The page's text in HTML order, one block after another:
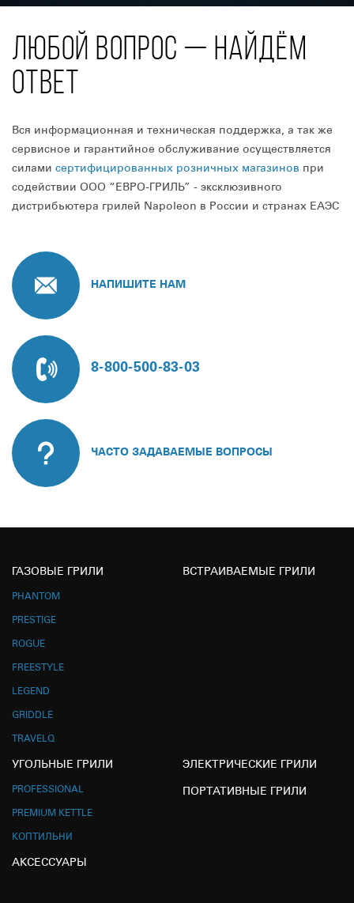
ЛЮБОЙ ВОПРОС — НАЙДЁМ
ОТВЕТ
Вся информационная и техническая поддержка, а так же
сервисное и гарантийное обслуживание осуществляется
силами сертифицированных розничных магазинов при
содействии ООО “ЕВРО-ГРИЛЬ” - эксклюзивного
дистрибьютера грилей Napoleon в России и странах ЕАЭС
НАПИШИТЕ НАМ
8-800-500-83-03
ЧАСТО ЗАДАВАЕМЫЕ ВОПРОСЫ
ГАЗОВЫЕ ГРИЛИ
PHANTOM
PRESTIGE
ROGUE
FREESTYLE
LEGEND
GRIDDLE
TRAVELQ
ВСТРАИВАЕМЫЕ ГРИЛИ
УГОЛЬНЫЕ ГРИЛИ
PROFESSIONAL
PREMIUM KETTLE
КОПТИЛЬНИ
ЭЛЕКТРИЧЕСКИЕ ГРИЛИ
ПОРТАТИВНЫЕ ГРИЛИ
АКСЕССУАРЫ